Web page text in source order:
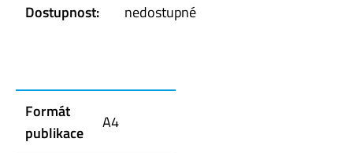
Dostupnost:
nedostupné
Formát
publikace
A4